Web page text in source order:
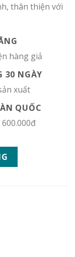
thân thiện với
hàng giả
30 NGÀY
xuất
QUỐC
số lượng